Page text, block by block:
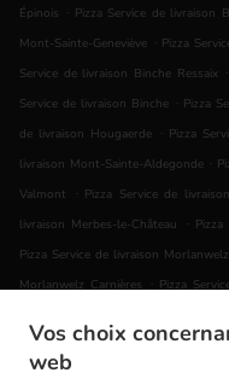
Vos choix
web
Épinois . Pizza Service de livraison
Mont-Sainte-Geneviève . Pizza
Service de livraison Binche Ressaix .
Service de livraison Binche . Pizza
de livraison Hougaerde . Pizza
livraison Mont-Sainte-Aldegonde .
Valmont
. Pizza Service de
livraison Merbes-le-Château
.
Pizza Service de livraison
Morlanwelz Carnières
. Pizza
Saint-Pierre . Pizza Service de